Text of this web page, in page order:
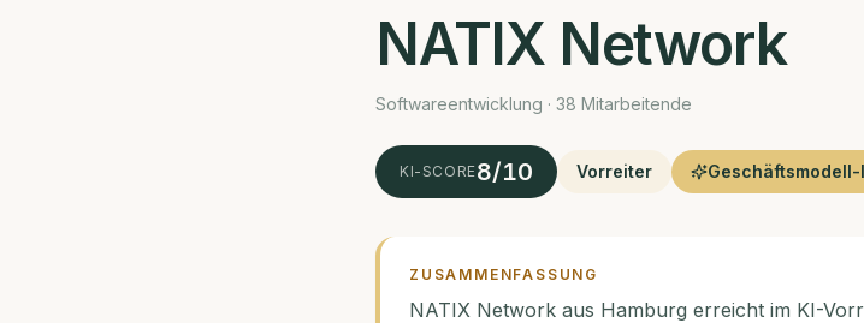
NATIX Network
Software­entwicklung · 38 Mitarbeitende
KI-SCORE8/10 Vorreiter
ZUSAMMENFASSUNG
NATIX Network aus Hamburg erreicht im KI-